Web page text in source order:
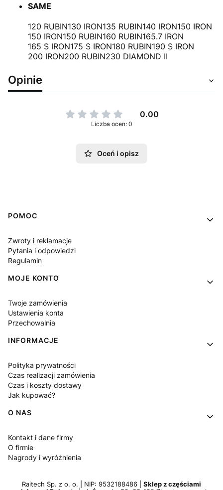
SAME
120 RUBIN130 IRON135 RUBIN140 IRON150 IRON
150 IRON150 RUBIN160 RUBIN165.7 IRON
165 S IRON175 S IRON180 RUBIN190 S IRON
200 IRON200 RUBIN230 DIAMOND II
Opinie
0.00
Liczba ocen: 0
Oceń i opisz
Linki w stopce
POMOC
Zwroty i reklamacje
Pytania i odpowiedzi
Regulamin
MOJE KONTO
Twoje zamówienia
Ustawienia konta
Przechowalnia
INFORMACJE
Polityka prywatności
Czas realizacji zamówienia
Czas i koszty dostawy
Jak kupować?
O NAS
Kontakt i dane firmy
O firmie
Nagrody i wyróżnienia
Raitech Sp. z o. o. | NIP: 9532188486 | Sklep z częściami